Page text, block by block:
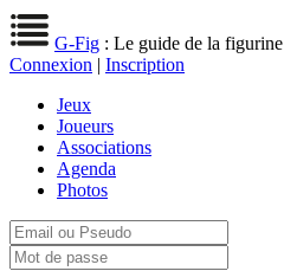
G-Fig : Le guide de la figurine
Connexion | Inscription
Jeux
Joueurs
Associations
Agenda
Photos